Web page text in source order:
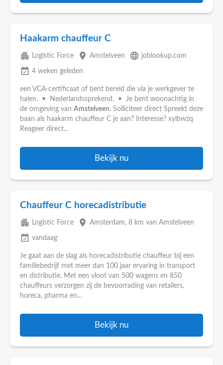
Haakarm chauffeur C
apartment Logistic Force place Amstelveen language joblookup.com
event_available 4 weken geleden
een VCA-certificaat of bent bereid die via je werkgever te
halen. • Nederlandssprekend. • Je bent woonachtig in
de omgeving van Amstelveen. Solliciteer direct Spreekt deze
baan als haakarm chauffeur C je aan? Interesse? xylbwzq
Reageer direct...
Bekijk nu
Chauffeur C horecadistributie
apartment Logistic Force place Amsterdam, 8 km van Amstelveen
event_available vandaag
Je gaat aan de slag als horecadistributie chauffeur bij een
familiebedrijf met meer dan 100 jaar ervaring in transport
en distributie. Met een vloot van 500 wagens en 850
chauffeurs verzorgen zij de bevoorrading van retailers,
horeca, pharma en...
Bekijk nu